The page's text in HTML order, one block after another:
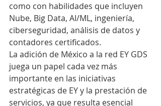
como con habilidades que incluyen
Nube, Big Data, AI/ML, ingeniería,
ciberseguridad, análisis de datos y
contadores certificados.
La adición de México a la red EY GDS
juega un papel cada vez más
importante en las iniciativas
estratégicas de EY y la prestación de
servicios, ya que resulta esencial